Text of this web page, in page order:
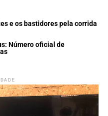
e os bastidores pela corrida
Número oficial de